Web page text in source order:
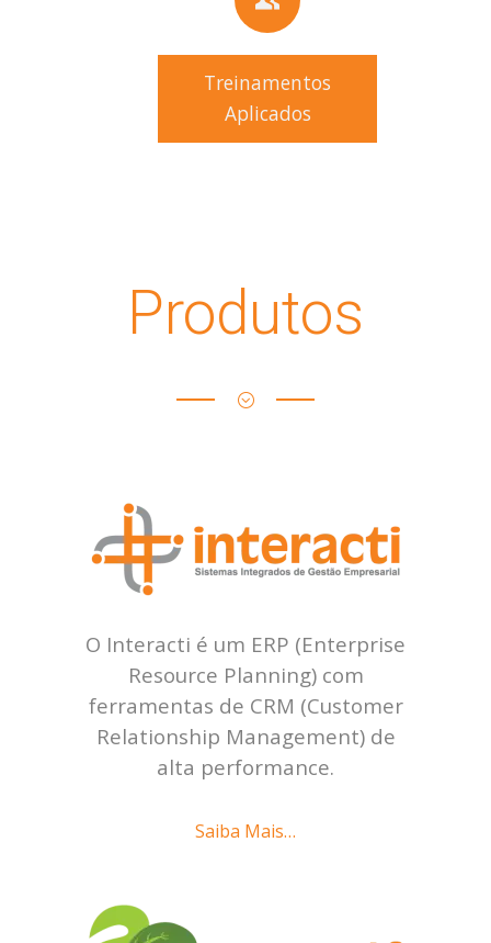
Treinamentos
Aplicados
Produtos
O Interacti é um ERP (Enterprise
Resource Planning) com
ferramentas de CRM (Customer
Relationship Management) de
alta performance.
Saiba Mais…